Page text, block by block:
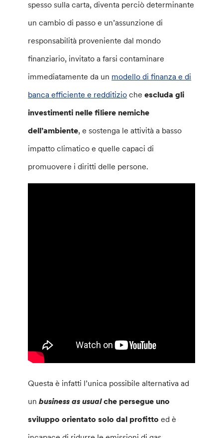
spesso sulla carta, diventa perciò determinante
un cambio di passo e un’assunzione di
responsabilità proveniente dal mondo
finanziario, invitato a farsi contaminare
immediatamente da un modello di finanza e di
banca efficiente e redditizio cheescluda gli
investimenti nelle filiere nemiche
dell’ambiente, e sostenga le attività a basso
impatto climatico e quelle capaci di
promuovere i diritti delle persone.
Questa è infatti l’unica possibile alternativa ad
unbusiness as usualche persegue uno
sviluppo orientato solo dal profitto ed è